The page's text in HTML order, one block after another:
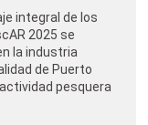
integral de los
2025 se
la industria
de Puerto
pesquera